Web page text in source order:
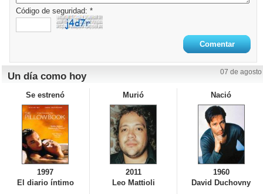
Código de seguridad: *
Un día como hoy 07 de agosto
Se estrenó
1997
El diario íntimo
Murió
2011
Leo Mattioli
Nació
1960
David Duchovny